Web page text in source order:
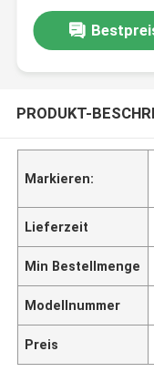
PRODUKT-
Markieren:
Lieferzeit
Min Bestellmenge
Modellnummer
Preis